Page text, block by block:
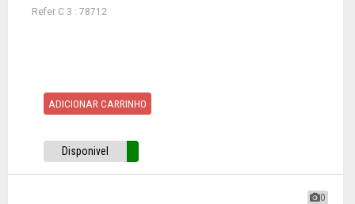
Refer C 3 : 78712
ADICIONAR CARRINHO
Disponivel
0